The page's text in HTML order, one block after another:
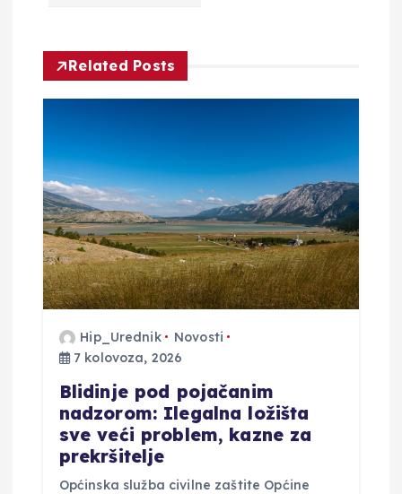
a
o
b
a
Related Posts
Hip_Urednik
Novosti
7 kolovoza, 2026
Blidinje pod pojačanim
nadzorom: Ilegalna ložišta
sve veći problem, kazne za
prekršitelje
Općinska služba civilne zaštite Općine